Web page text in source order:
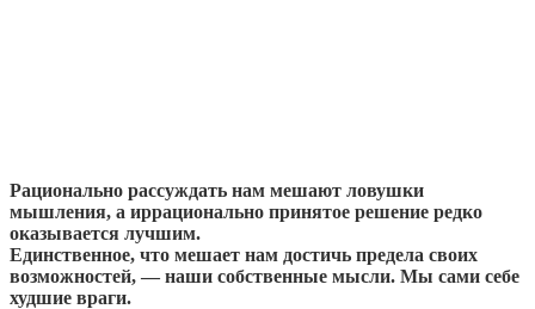
Рационально рассуждать нам мешают ловушки
мышления, а иррационально принятое решение редко
оказывается лучшим.
Единственное, что мешает нам достичь предела своих
возможностей, — наши собственные мысли. Мы сами себе
худшие враги.